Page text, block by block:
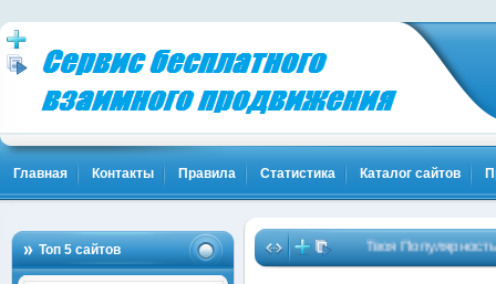
Главная Контакты Правила Статистика Каталог сайтов
Топ 5 сайтов Твоя Популярность